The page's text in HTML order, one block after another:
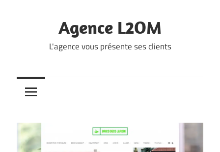
Agence L2OM
L'agence vous présente ses clients